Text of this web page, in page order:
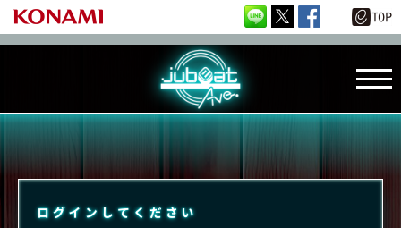
ログインしてください